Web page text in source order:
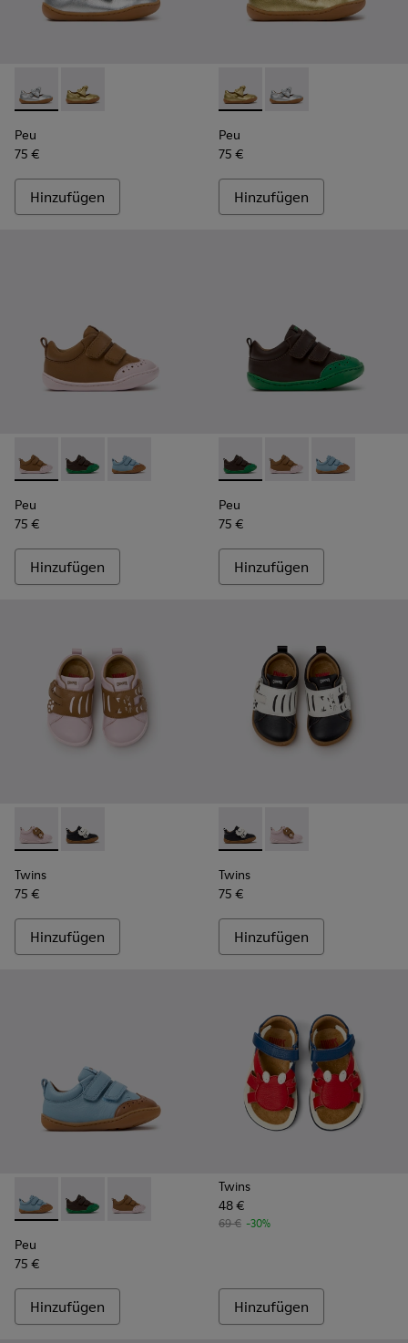
Peu - K800700-001 - Graue Lederschuhe für Kinder.
Peu - K800700-002 - Gelbe Kinderschuhe aus Leder.
Peu
75 €
Hinzufügen
Peu - K800700-002 - Gelbe
Peu - K800700-001
Peu
75 €
Hinzufügen
Peu - K800708-003 - Braune Lederschuhe für Kinder.
Peu - K800708-004 - Braune Lederschuhe für
Peu - K800708-002 - Blaue Lederschuhe für
Peu
75 €
Hinzufügen
Peu - K800708-004 -
Peu - K800708-003
Peu -
Peu
75 €
Hinzufügen
Twins - K800714-001 - Rosa und braune Ledersneaker für
Twins - K800714-002 - Schwarz-weiße Leder-
Twins
75 €
Hinzufügen
Twins - K800714-002 -
Twins - K800714-
Twins
75 €
Hinzufügen
Peu - K800708-002 - Blaue Lederschuhe für Kinder.
Peu - K800708-004 - Braune Lederschuhe für
Peu - K800708-003 - Braune Lederschuhe
Peu
75 €
Hinzufügen
Twins
48 €
69 € -30%
Hinzufügen